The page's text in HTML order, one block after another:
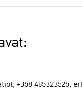
+358 405323525,